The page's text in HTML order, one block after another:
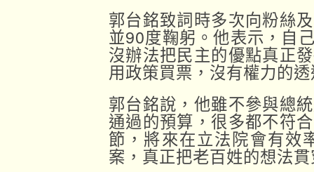
郭台銘致詞時多次向粉絲
並90度鞠躬。他表示，自
沒辦法把民主的優點真正
用政策買票，沒有權力的
郭台銘說，他雖不參與總
通過的預算，很多都不符
節，將來在立法院會有效
案，真正把老百姓的想法